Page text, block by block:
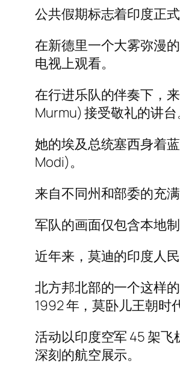
公共假期标志着印度正
在新德里一个大雾弥漫
电视上观看。
在行进乐队的伴奏下，
Murmu) 接受敬礼的讲台
她的埃及总统塞西身着
Modi)。
来自不同州和部委的充
军队的画面仅包含本地
近年来，莫迪的印度人
北方邦北部的一个这样
1992 年，莫卧儿王朝时
活动以印度空军 45 架
深刻的航空展示。